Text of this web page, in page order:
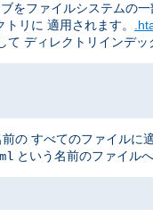
をファイルシステムの一
リに 適用されます。
ディレクトリインデッ
の すべてのファイルに
という名前のファイル